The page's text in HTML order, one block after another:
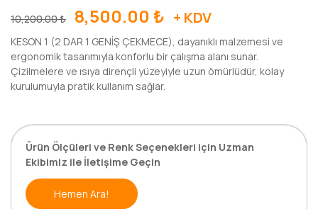
10,200.00₺ 8,500.00 ₺ + KDV
KESON 1 (2 DAR 1 GENİŞ ÇEKMECE), dayanıklı malzemesi ve
ergonomik tasarımıyla konforlu bir çalışma alanı sunar.
Çizilmelere ve ısıya dirençli yüzeyiyle uzun ömürlüdür, kolay
kurulumuyla pratik kullanım sağlar.
Ürün Ölçüleri ve Renk Seçenekleri için Uzman
Ekibimiz ile İletişime Geçin
Hemen Ara!